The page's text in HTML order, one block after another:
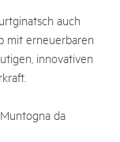
auch
mit erneuerbaren
innovativen
da